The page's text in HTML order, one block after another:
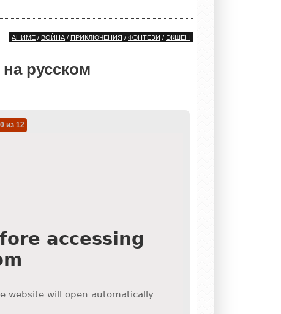
АНИМЕ / ВОЙНА / ПРИКЛЮЧЕНИЯ / ФЭНТЕЗИ / ЭКШЕН
русском
из 12